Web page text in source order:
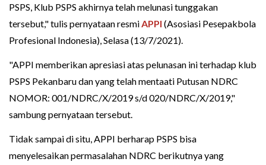
PSPS, Klub PSPS akhirnya telah melunasi tunggakan
tersebut," tulis pernyataan resmiAPPI (Asosiasi Pesepakbola
Profesional Indonesia), Selasa (13/7/2021).
"APPI memberikan apresiasi atas pelunasan ini terhadap klub
PSPS Pekanbaru dan yang telah mentaati Putusan NDRC
NOMOR: 001/NDRC/X/2019 s/d 020/NDRC/X/2019,"
sambung pernyataan tersebut.
Tidak sampai di situ, APPI berharap PSPS bisa
menyelesaikan permasalahan NDRC berikutnya yang